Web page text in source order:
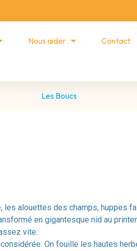
Nous aider Contact
Les Boucs
les alouettes des champs, huppes
en gigantesque nid au
vite.
On fouille les hautes